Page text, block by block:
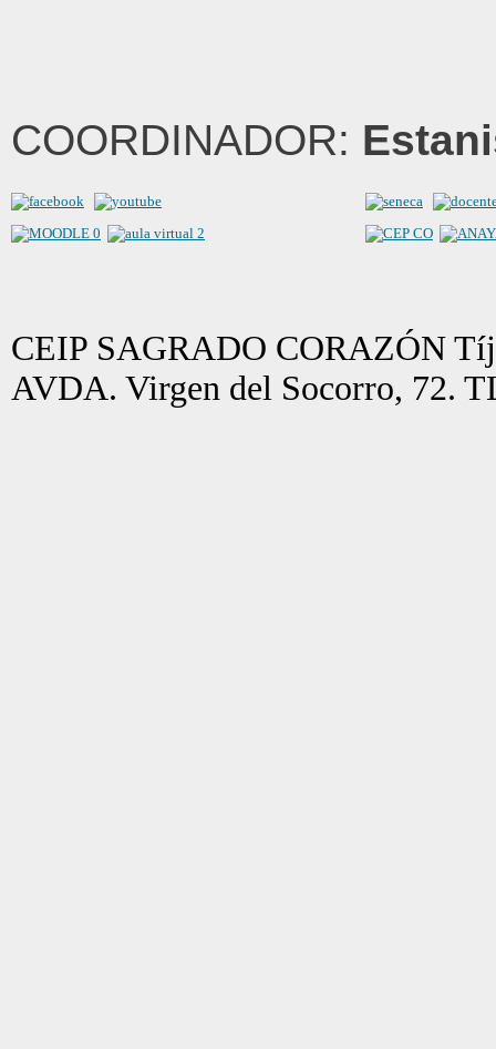
COORDINADOR:
CEIP SAGRADO CORAZÓN
AVDA. Virgen del Socorro, 72.